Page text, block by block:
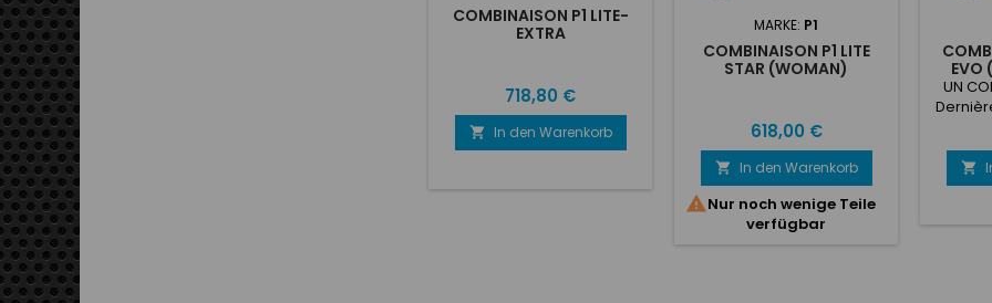
COMBINAISON P1 LITE-
EXTRA
Preis
718,80 €
 In den Warenkorb
MARKE: P1
COMBINAISON P1 LITE
STAR (WOMAN)
Preis
618,00 €
 In den Warenkorb
Nur noch wenige Teile
verfügbar
EVO
UN
100%
